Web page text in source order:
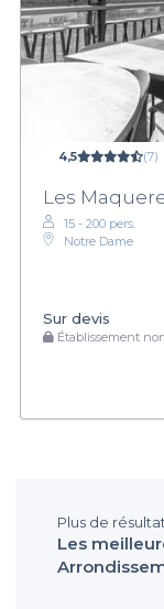
4,5 (7)
Les
15 - 200 pers.
Notre Dame
Sur devis
Établissement
Plus de
Les